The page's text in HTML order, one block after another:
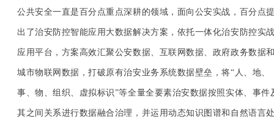
公共安全一直是百分点重点深耕的领域，面向公安实战，百分点
出了治安防控智能应用大数据解决方案，依托一体化治安防控实
应用平台，方案高效汇聚公安数据、互联网数据、政府政务数据
城市物联网数据，打破原有治安业务系统数据壁垒，将“人、地、
事、物、组织、虚拟标识”等全量全要素治安数据按照实体、事件
其之间关系进行数据融合治理，并运用动态知识图谱和自然语言